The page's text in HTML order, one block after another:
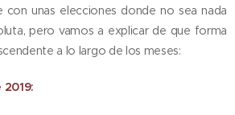
unas elecciones donde no sea nada
pero vamos a explicar de que forma
a lo largo de los meses: